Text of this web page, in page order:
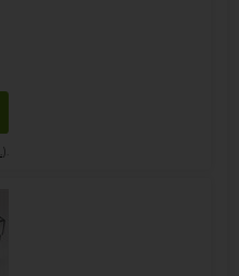
).